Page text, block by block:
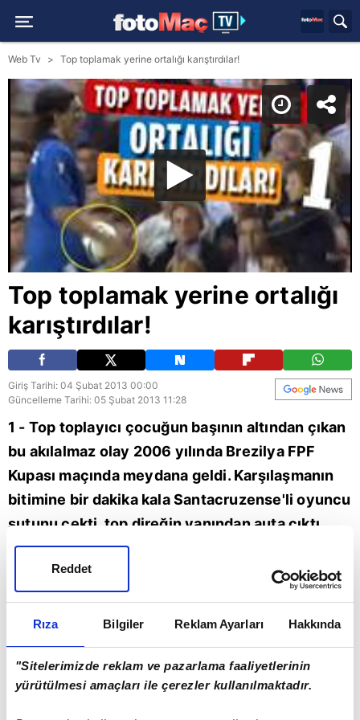
Rıza Bilgiler Reklam Ayarları Hakkında
"Sitelerimizde reklam ve pazarlama faaliyetlerinin
yürütülmesi amaçları ile çerezler kullanılmaktadır.
Reddet
Web Tv Top toplamak yerine ortalığı karıştırdılar!
Top toplamak yerine ortalığı
karıştırdılar!
Giriş Tarihi: 04 Şubat 2013 00:00
Güncelleme Tarihi: 05 Şubat 2013 11:28
1 - Top toplayıcı çocuğun başının altından çıkan
bu akılalmaz olay 2006 yılında Brezilya FPF
Kupası maçında meydana geldi. Karşılaşmanın
bitimine bir dakika kala Santacruzense'li oyuncu
şutunu çekti, top direğin yanından auta çıktı
ama top toplayıcı çocuk kaşla göz arasında topu
kaleye yuvarlayınca maçın kadın hakemi Silvia
Regina de Oliveira golü verdi. Doğal olarak, 1-1
bitten karşılaşmanın ardından De Oliveira ve yan
hakem hakkında soruşturma başlatıldı ve iki
hakem uzun süre görev yapamadı.